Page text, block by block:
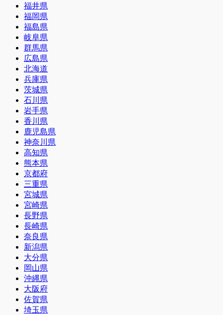
福井県
福岡県
福島県
岐阜県
群馬県
広島県
北海道
兵庫県
茨城県
石川県
岩手県
香川県
鹿児島県
神奈川県
高知県
熊本県
京都府
三重県
宮城県
宮崎県
長野県
長崎県
奈良県
新潟県
大分県
岡山県
沖縄県
大阪府
佐賀県
埼玉県